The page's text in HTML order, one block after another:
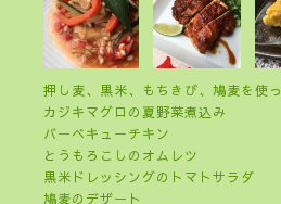
押し麦、黒米、もちきび、鳩麦を使っ
カジキマグロの夏野菜煮込み
バーベキューチキン
とうもろこしのオムレツ
黒米ドレッシングのトマトサラダ
鳩麦のデザート